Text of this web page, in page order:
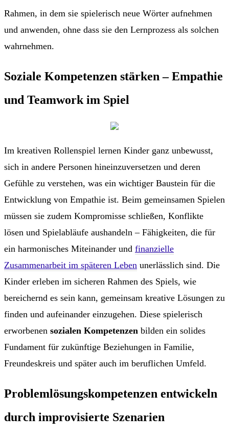
Rahmen, in dem sie spielerisch neue Wörter aufnehmen
und anwenden, ohne dass sie den Lernprozess als solchen
wahrnehmen.
Soziale Kompetenzen stärken – Empathie
und Teamwork im Spiel
Im kreativen Rollenspiel lernen Kinder ganz unbewusst,
sich in andere Personen hineinzuversetzen und deren
Gefühle zu verstehen, was ein wichtiger Baustein für die
Entwicklung von Empathie ist. Beim gemeinsamen Spielen
müssen sie zudem Kompromisse schließen, Konflikte
lösen und Spielabläufe aushandeln – Fähigkeiten, die für
ein harmonisches Miteinander und finanzielle
Zusammenarbeit im späteren Leben unerlässlich sind. Die
Kinder erleben im sicheren Rahmen des Spiels, wie
bereichernd es sein kann, gemeinsam kreative Lösungen zu
finden und aufeinander einzugehen. Diese spielerisch
erworbenen sozialen Kompetenzen bilden ein solides
Fundament für zukünftige Beziehungen in Familie,
Freundeskreis und später auch im beruflichen Umfeld.
Problemlösungskompetenzen entwickeln
durch improvisierte Szenarien